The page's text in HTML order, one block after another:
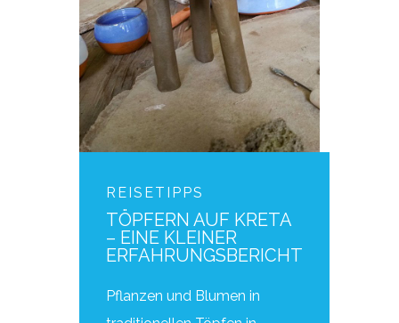
REISETIPPS
TÖPFERN AUF KRETA
– EINE KLEINER
ERFAHRUNGSBERICHT
Pflanzen und Blumen in